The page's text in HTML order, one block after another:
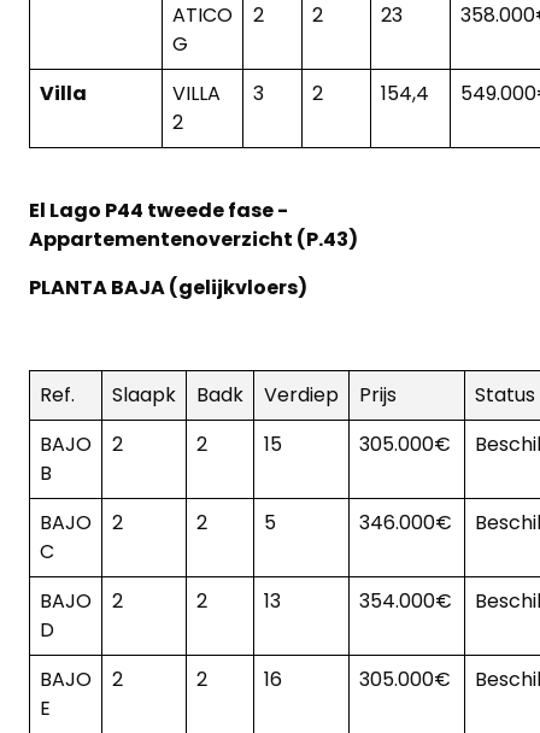
ATICO
G
2 2 23
Villa
VILLA
2
3 2 154,4
El Lago P44 tweede fase -
Appartementenoverzicht (P.43)
PLANTA BAJA (gelijkvloers)
Ref. Slaapk Badk Verdiep Prijs
Status
BAJO
B
2 2 15 305.000€
BAJO
C
2 2 5 346.000€
BAJO
D
2 2 13 354.000€
BAJO
E
2 2 16 305.000€